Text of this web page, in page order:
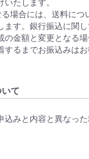
いたします。
場合には、送料につ
ます。銀行振込に関
金額と変更となる場
るまでお振込みはお
て
込みと内容と異なっ